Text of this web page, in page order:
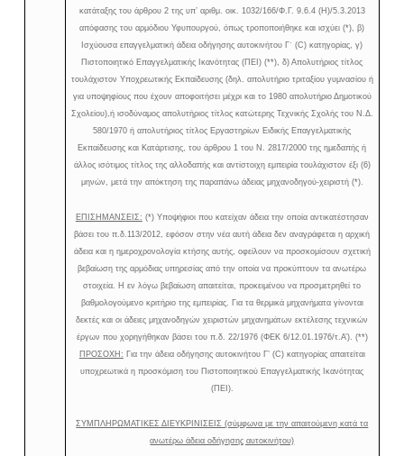
κατάταξης του άρθρου 2 της υπ’ αριθμ. οικ. 1032/166/Φ.Γ. 9.6.4 (Η)/5.3.2013
απόφασης του αρμόδιου Υφυπουργού, όπως τροποποιήθηκε και ισχύει (*), β)
Ισχύουσα επαγγελματική άδεια οδήγησης αυτοκινήτου Γ΄ (C) κατηγορίας, γ)
Πιστοποιητικό Επαγγελματικής Ικανότητας (ΠΕΙ) (**), δ) Απολυτήριος τίτλος
τουλάχιστον Υποχρεωτικής Εκπαίδευσης (δηλ. απολυτήριο τριταξίου γυμνασίου ή
για υποψηφίους που έχουν αποφοιτήσει μέχρι και το 1980 απολυτήριο Δημοτικού
Σχολείου),ή ισοδύναμος απολυτήριος τίτλος κατώτερης Τεχνικής Σχολής του Ν.Δ.
580/1970 ή απολυτήριος τίτλος Εργαστηρίων Ειδικής Επαγγελματικής
Εκπαίδευσης και Κατάρτισης, του άρθρου 1 του Ν. 2817/2000 της ημεδαπής ή
άλλος ισότιμος τίτλος της αλλοδαπής και αντίστοιχη εμπειρία τουλάχιστον έξι (6)
μηνών, μετά την απόκτηση της παραπάνω άδειας μηχανοδηγού-χειριστή (*).
ΕΠΙΣΗΜΑΝΣΕΙΣ: (*) Υποψήφιοι που κατείχαν άδεια την οποία αντικατέστησαν
βάσει του π.δ.113/2012, εφόσον στην νέα αυτή άδεια δεν αναγράφεται η αρχική
άδεια και η ημεροχρονολογία κτήσης αυτής, οφείλουν να προσκομίσουν σχετική
βεβαίωση της αρμόδιας υπηρεσίας από την οποία να προκύπτουν τα ανωτέρω
στοιχεία. Η εν λόγω βεβαίωση απαιτείται, προκειμένου να προσμετρηθεί το
βαθμολογούμενο κριτήριο της εμπειρίας. Για τα θερμικά μηχανήματα γίνονται
δεκτές και οι άδειες μηχανοδηγών χειριστών μηχανημάτων εκτέλεσης τεχνικών
έργων που χορηγήθηκαν βάσει του π.δ. 22/1976 (ΦΕΚ 6/12.01.1976/τ.Α’). (**)
ΠΡΟΣΟΧΗ: Για την άδεια οδήγησης αυτοκινήτου Γ’ (C) κατηγορίας απαιτείται
υποχρεωτικά η προσκόμιση του Πιστοποιητικού Επαγγελματικής Ικανότητας
(ΠΕΙ).
ΣΥΜΠΛΗΡΩΜΑΤΙΚΕΣ ΔΙΕΥΚΡΙΝΙΣΕΙΣ (σύμφωνα με την απαιτούμενη κατά τα
ανωτέρω άδεια οδήγησης αυτοκινήτου)